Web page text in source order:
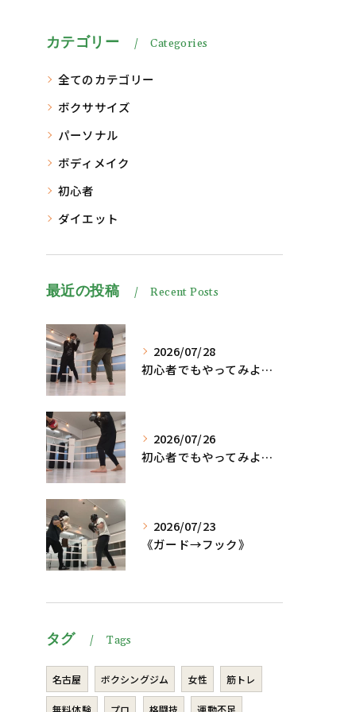
カテゴリー Categories
全てのカテゴリー
ボクササイズ
パーソナル
ボディメイク
初心者
ダイエット
最近の投稿 Recent Posts
2026/07/28
初心者でもやってみよう、格闘技でダイエット脂肪燃焼🔥
2026/07/26
初心者でもやってみよう、格闘技でダイエット、脂肪燃焼🔥
2026/07/23
《ガード→フック》
タグ Tags
名古屋 ボクシングジム 女性 筋トレ
無料体験 プロ 格闘技 運動不足